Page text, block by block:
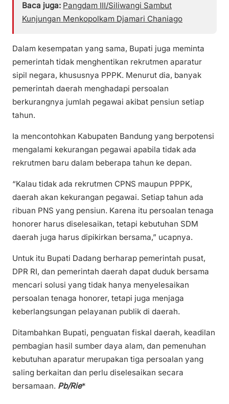
Baca juga: Pangdam III/Siliwangi Sambut
Kunjungan Menkopolkam Djamari Chaniago
Dalam kesempatan yang sama, Bupati juga meminta
pemerintah tidak menghentikan rekrutmen aparatur
sipil negara, khususnya PPPK. Menurut dia, banyak
pemerintah daerah menghadapi persoalan
berkurangnya jumlah pegawai akibat pensiun setiap
tahun.
Ia mencontohkan Kabupaten Bandung yang berpotensi
mengalami kekurangan pegawai apabila tidak ada
rekrutmen baru dalam beberapa tahun ke depan.
“Kalau tidak ada rekrutmen CPNS maupun PPPK,
daerah akan kekurangan pegawai. Setiap tahun ada
ribuan PNS yang pensiun. Karena itu persoalan tenaga
honorer harus diselesaikan, tetapi kebutuhan SDM
daerah juga harus dipikirkan bersama,” ucapnya.
Untuk itu Bupati Dadang berharap pemerintah pusat,
DPR RI, dan pemerintah daerah dapat duduk bersama
mencari solusi yang tidak hanya menyelesaikan
persoalan tenaga honorer, tetapi juga menjaga
keberlangsungan pelayanan publik di daerah.
Ditambahkan Bupati, penguatan fiskal daerah, keadilan
pembagian hasil sumber daya alam, dan pemenuhan
kebutuhan aparatur merupakan tiga persoalan yang
saling berkaitan dan perlu diselesaikan secara
bersamaan. Pb/Rie*